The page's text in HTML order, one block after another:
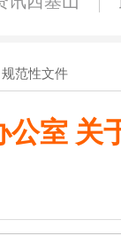
规范性文件
室 关